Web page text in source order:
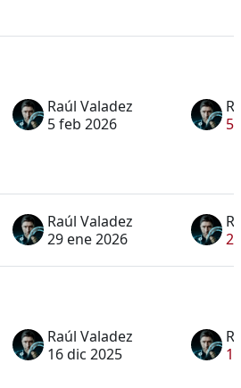
Raúl Valadez
5 feb 2026
5
Raúl Valadez
29 ene 2026
Raúl Valadez
16 dic 2025